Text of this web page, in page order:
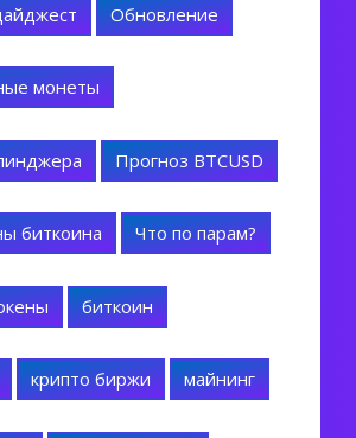
Обновление
монеты
Прогноз BTCUSD
биткоина Что по парам?
биткоин
крипто биржи майнинг